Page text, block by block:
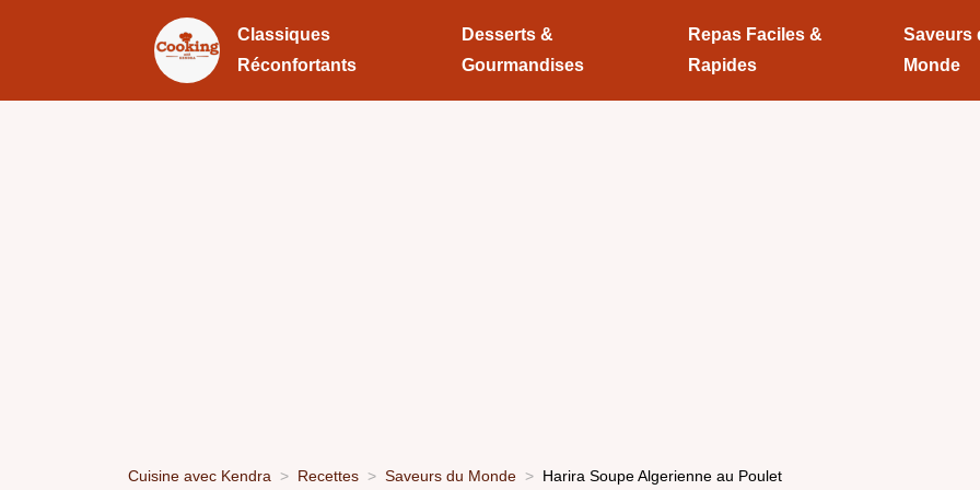
Classiques
Réconfortants
Desserts &
Gourmandises
Repas Faciles &
Rapides
Saveurs
Monde
Cuisine avec Kendra Recettes Saveurs du Monde Harira Soupe Algerienne au Poulet